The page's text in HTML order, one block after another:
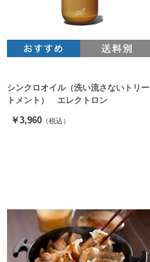
シンクロオイル（洗い流さないトリー
トメント） エレクトロン
￥3,960 （税込）